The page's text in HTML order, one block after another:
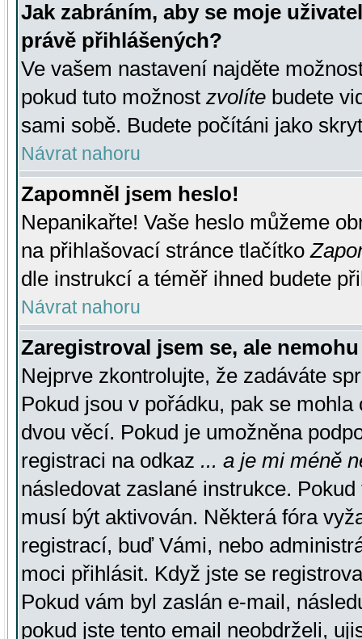
Jak zabráním, aby se moje
právě přihlášených?
Ve vašem nastavení najděte
pokud tuto možnost zvolíte budete
sami sobě. Budete počítáni jako
Návrat nahoru
Zapomněl jsem heslo!
Nepanikařte! Vaše heslo můžeme
na přihlašovací stránce tlačítko
dle instrukcí a téměř ihned budete
Návrat nahoru
Zaregistroval jsem se, ale
Nejprve zkontrolujte, že zadáváte
Pokud jsou v pořádku, pak se
dvou věcí. Pokud je umožněna
registraci na odkaz ... a je mi méně
následovat zaslané instrukce.
musí být aktivován. Některá fóra
registrací, buď Vámi, nebo
moci přihlásit. Když jste se
Pokud vám byl zaslán e-mail,
pokud jste tento email neobdrželi,